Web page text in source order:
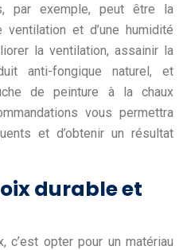
par exemple, peut être la
ventilation et d’une humidité
la ventilation, assainir la
anti-fongique naturel, et
de peinture à la chaux
vous permettra
et d’obtenir un résultat
durable et
c’est opter pour un matériau